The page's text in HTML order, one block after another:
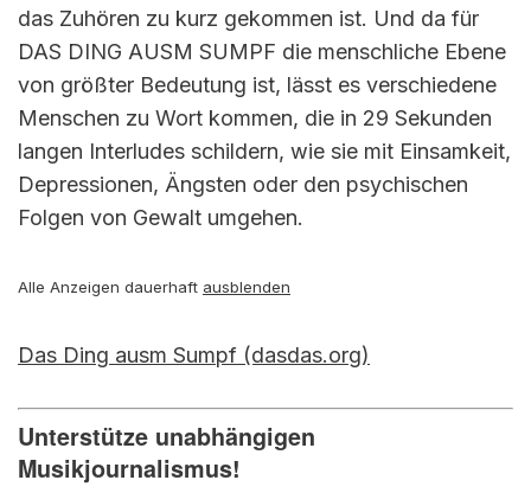
das Zuhören zu kurz gekommen ist. Und da für
DAS DING AUSM SUMPF die menschliche Ebene
von größter Bedeutung ist, lässt es verschiedene
Menschen zu Wort kommen, die in 29 Sekunden
langen Interludes schildern, wie sie mit Einsamkeit,
Depressionen, Ängsten oder den psychischen
Folgen von Gewalt umgehen.
Alle Anzeigen dauerhaft ausblenden
Das Ding ausm Sumpf (dasdas.org)
Unterstütze unabhängigen
Musikjournalismus!